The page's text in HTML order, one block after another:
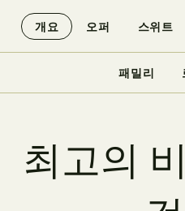
웨딩 & 연회 다이닝
개요 오퍼 스위트
패밀리
최고의 비